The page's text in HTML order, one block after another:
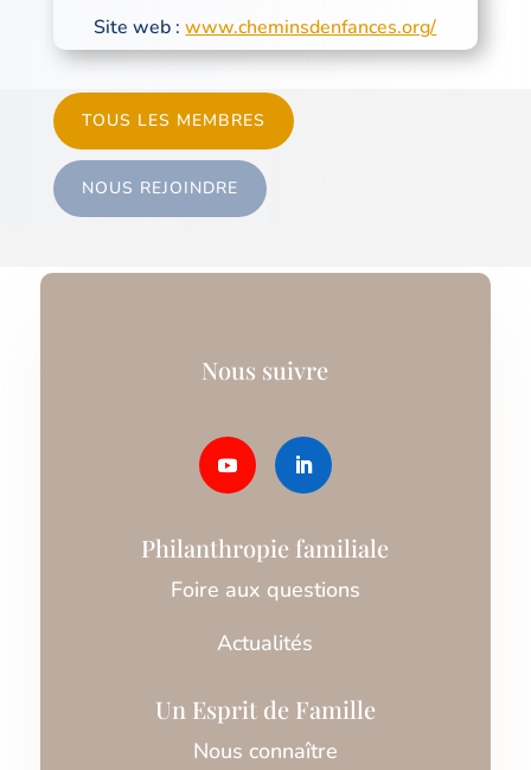
Site web :www.cheminsdenfances.org/
TOUS LES MEMBRES
NOUS REJOINDRE
Nous suivre
Philanthropie familiale
Foire aux questions
Actualités
Un Esprit de Famille
Nous connaître